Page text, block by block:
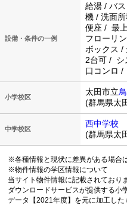
設備・条件の一例
給湯 / バ
機 / 洗面
便座 / 最
フローリ
ボックス /
2台可 / シ
口コンロ /
小学校区
太田市立
(群馬県太
中学校区
西中学校
(群馬県太
※各種情報と現状に差異がある場合
※物件情報の学区情報について
当サイト物件情報に記載されており
ダウンロードサービスが提供する小
データ【2021年度】を元に加工し